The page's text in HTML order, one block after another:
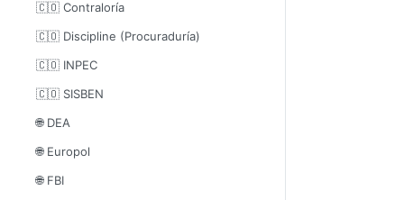
🇨🇴 Contraloría
🇨🇴 Discipline (Procuraduría)
🇨🇴 INPEC
🇨🇴 SISBEN
🌐 DEA
🌐 Europol
🌐 FBI